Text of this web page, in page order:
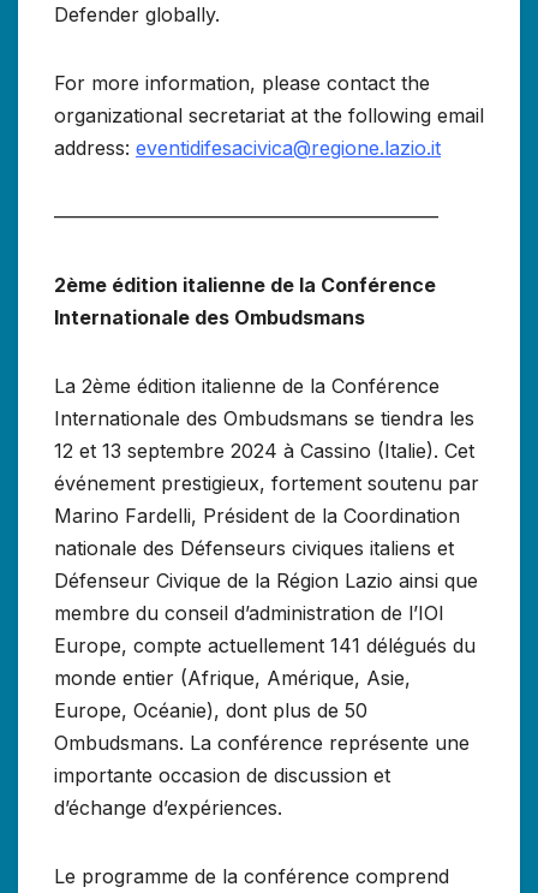
Defender globally.
For more information, please contact the
organizational secretariat at the following email
address: eventidifesacivica@regione.lazio.it
————————————————————
2ème édition italienne de la Conférence
Internationale des Ombudsmans
La 2ème édition italienne de la Conférence
Internationale des Ombudsmans se tiendra les
12 et 13 septembre 2024 à Cassino (Italie). Cet
événement prestigieux, fortement soutenu par
Marino Fardelli, Président de la Coordination
nationale des Défenseurs civiques italiens et
Défenseur Civique de la Région Lazio ainsi que
membre du conseil d’administration de l’IOI
Europe, compte actuellement 141 délégués du
monde entier (Afrique, Amérique, Asie,
Europe, Océanie), dont plus de 50
Ombudsmans. La conférence représente une
importante occasion de discussion et
d’échange d’expériences.
Le programme de la conférence comprend